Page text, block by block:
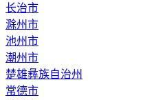
长治市
滁州市
池州市
潮州市
楚雄彝族自治州
常德市